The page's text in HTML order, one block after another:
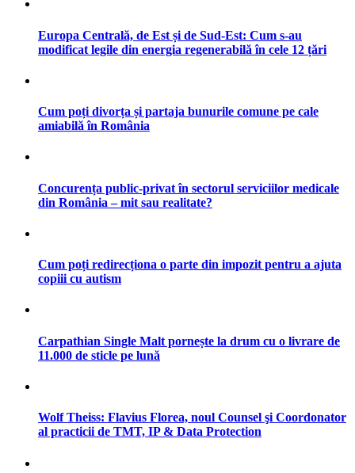
Europa Centrală, de Est și de Sud-Est: Cum s-au
modificat legile din energia regenerabilă în cele 12 țări
Cum poți divorța și partaja bunurile comune pe cale
amiabilă în România
Concurența public-privat în sectorul serviciilor medicale
din România – mit sau realitate?
Cum poți redirecționa o parte din impozit pentru a ajuta
copiii cu autism
Carpathian Single Malt pornește la drum cu o livrare de
11.000 de sticle pe lună
Wolf Theiss: Flavius Florea, noul Counsel şi Coordonator
al practicii de TMT, IP & Data Protection